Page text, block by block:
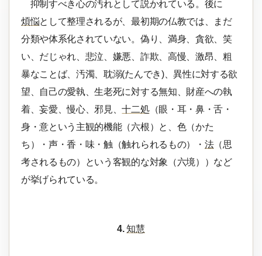
抑制すべき心の汚れとして説かれている。後に
煩悩として整理されるが、最初期の仏教では、まだ
分類や体系化されていない。偽り、満身、貪欲、笑
い、だじゃれ、悲泣、嫌悪、詐欺、高慢、激昂、粗
暴なことば、汚濁、耽溺(たんでき)、異性に対する欲
望、自己の愛執、生老死に対する無知、財産への執
着、妄愛、慢心、邪見、十二処（眼・耳・鼻・舌・
身・意という主観的機能（六根）と、色（かた
ち）・声・香・味・触（触れられるもの）・ 法（思
考されるもの）という客観的な対象（六境））など
が挙げられている。
4.知慧